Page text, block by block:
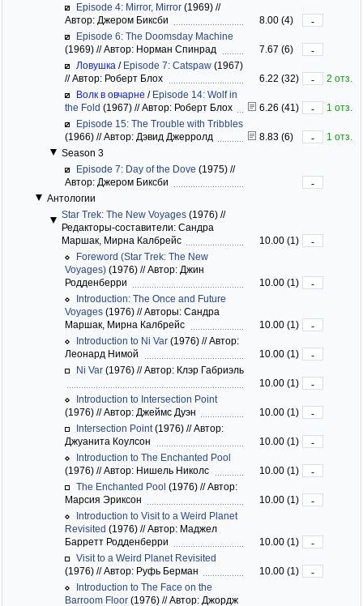
Episode 4: Mirror, Mirror (1969) //
Автор: Джером Биксби
8.00 (4)
-
Episode 6: The Doomsday Machine
(1969) //Автор: Норман Спинрад 7.67 (6)
-
Ловушка / Episode 7: Catspaw (1967)
//Автор: Роберт Блох 6.22 (32) -
2 отз.
Волк в овчарне / Episode 14: Wolf in
the Fold (1967) //Автор: Роберт Блох 6.26 (41) -
1 отз.
Episode 15: The Trouble with Tribbles
(1966) //Автор: Дэвид Джерролд 8.83 (6) -
1 отз.
Season 3
Episode 7: Day of the Dove (1975) //
Автор: Джером Биксби
-
Антологии
Star Trek: The New Voyages (1976) //
Редакторы-составители: Сандра
Маршак, Мирна Калбрейс
10.00 (1)
-
Foreword (Star Trek: The New
Voyages) (1976) //Автор: Джин
Родденберри
10.00 (1)
-
Introduction: The Once and Future
Voyages (1976) //Авторы: Сандра
Маршак, Мирна Калбрейс
10.00 (1)
-
Introduction to Ni Var (1976) //Автор:
Леонард Нимой
10.00 (1)
-
Ni Var (1976) //Автор: Клэр Габриэль
10.00 (1)
-
Introduction to Intersection Point
(1976) //Автор: Джеймс Дуэн 10.00 (1)
-
Intersection Point(1976) //Автор:
Джуанита Коулсон
10.00 (1)
-
Introduction to The Enchanted Pool
(1976) //Автор: Нишель Николс 10.00 (1)
-
The Enchanted Pool (1976) //Автор:
Марсия Эриксон
10.00 (1)
-
Introduction to Visit to a Weird Planet
Revisited (1976) //Автор: Маджел
Барретт Родденберри
10.00 (1)
-
Visit to a Weird Planet Revisited
(1976) //Автор: Руфь Берман 10.00 (1)
-
Introduction to The Face on the
Barroom Floor (1976) //Автор: Джордж